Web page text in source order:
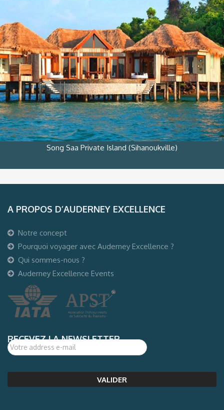
Song Saa Private Island (Sihanoukville)
A PROPOS D’AUDERNEY EXCELLENCE
Notre concept
Pourquoi voyager avec Auderney Excellence ?
Qui sommes-nous ?
Auderney Excellence Events
RECEVEZ LA NEWSLETTER